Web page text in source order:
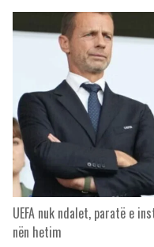
UEFA nuk ndalet, paratë e
nën hetim